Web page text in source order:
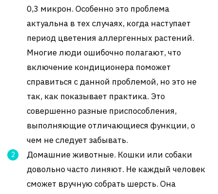
0,3 микрон. Особенно это проблема
актуальна в тех случаях, когда наступает
период цветения аллергенных растений.
Многие люди ошибочно полагают, что
включение кондиционера поможет
справиться с данной проблемой, но это не
так, как показывает практика. Это
совершенно разные приспособления,
выполняющие отличающиеся функции, о
чем не следует забывать.
Домашние животные. Кошки или собаки
довольно часто линяют. Не каждый человек
сможет вручную собрать шерсть. Она